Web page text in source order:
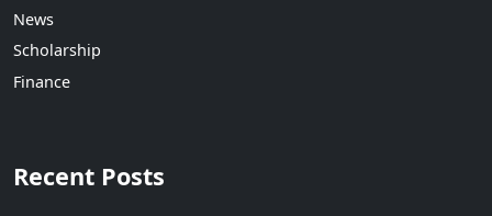
News
Scholarship
Finance
Recent Posts